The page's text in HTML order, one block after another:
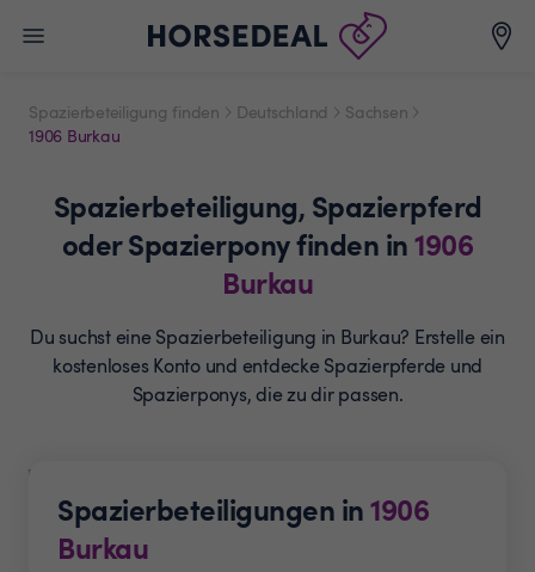
Spazierbeteiligung finden Deutschland
Sachsen
1906 Burkau
Spazierbeteiligung, Spazierpferd
oder Spazierponyfinden in1906
Burkau
Du suchst eine Spazierbeteiligung in Burkau? Erstelle ein
kostenloses Konto und entdecke Spazierpferde und
Spazierponys, die zu dir passen.
Spazierbeteiligungen in1906
Burkau